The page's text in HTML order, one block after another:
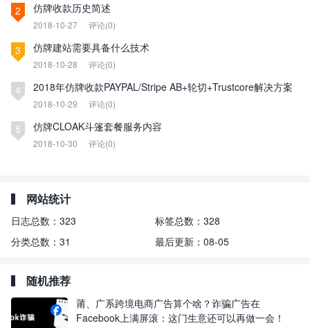
2 仿牌收款历史简述
2018-10-27 评论(0)
3 仿牌建站需要具备什么技术
2018-10-28 评论(0)
4 2018年仿牌收款PAYPAL/Stripe AB+轮切+Trustcore解决方案
2018-10-29 评论(0)
5 仿牌CLOAK斗篷套餐服务内容
2018-10-30 评论(0)
网站统计
日志总数： 323 标签总数： 328
分类总数： 31 最后更新： 08-05
随机推荐
莆、广系跨境电商广告算个啥？诈骗广告在
Facebook上满屏滚：这门生意还可以再做一会！